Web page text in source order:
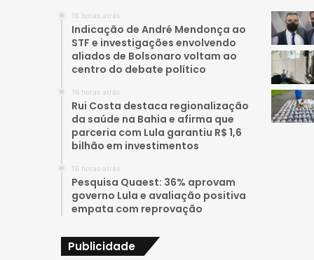
16 horas atrás
Indicação de André Mendonça ao
STF e investigações envolvendo
aliados de Bolsonaro voltam ao
centro do debate político
16 horas atrás
Rui Costa destaca regionalização
da saúde na Bahia e afirma que
parceria com Lula garantiu R$ 1,6
bilhão em investimentos
16 horas atrás
Pesquisa Quaest: 36% aprovam
governo Lula e avaliação positiva
empata com reprovação
Publicidade